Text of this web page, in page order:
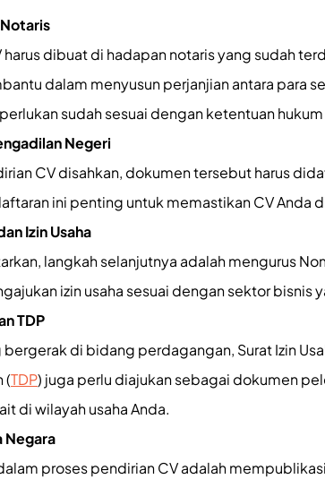
dibuat di hadapan notaris yang sudah
dalam menyusun perjanjian antara para
sudah sesuai dengan ketentuan
Negeri
CV disahkan, dokumen tersebut harus
ini penting untuk memastikan CV Anda
Izin Usaha
langkah selanjutnya adalah mengurus
izin usaha sesuai dengan sektor bisnis
TDP
bergerak di bidang perdagangan, Surat Izin
(TDP) juga perlu diajukan sebagai dokumen
di wilayah usaha Anda.
Negara
proses pendirian CV adalah